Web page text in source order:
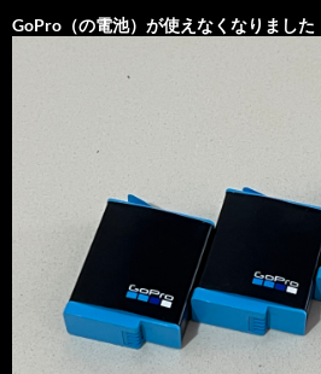
GoPro（の電池）が使えなくなりました